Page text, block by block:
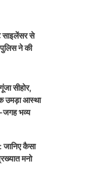
साइलेंसर से
ने की
सीहोर,
उमड़ा आस्था
जगह भव्य
कैसा
मनो